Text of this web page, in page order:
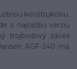
konštrukciou.
o najťažšiu verziu
trojbodový záves
AGF-240 má